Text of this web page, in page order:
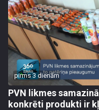
pirms 3 dienām
PVN likmes
konkrēti produkti ir